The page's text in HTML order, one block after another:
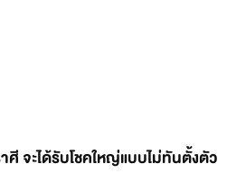
ศี จะได้รับโชคใหญ่แบบไม่ทันตั้งตัว